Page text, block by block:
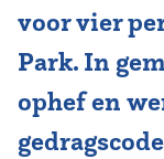
voor vier
Park. In
ophef en